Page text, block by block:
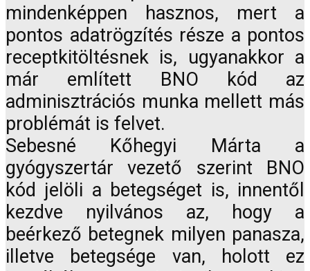
mindenképpen hasznos, mert a
pontos adatrögzítés része a pontos
receptkitöltésnek is, ugyanakkor a
már említett BNO kód az
adminisztrációs munka mellett más
problémát is felvet.
Sebesné Kőhegyi Márta a
gyógyszertár vezető szerint BNO
kód jelöli a betegséget is, innentől
kezdve nyilvános az, hogy a
beérkező betegnek milyen panasza,
illetve betegsége van, holott ez